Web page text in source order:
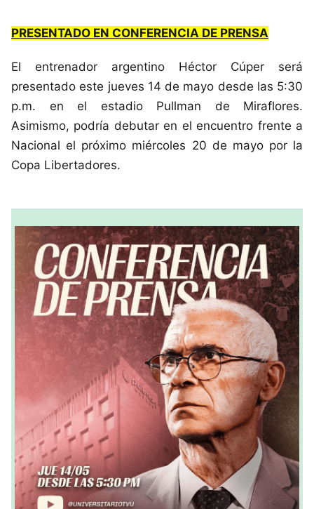
PRESENTADO EN CONFERENCIA DE PRENSA
El entrenador argentino Héctor Cúper será
presentado este jueves 14 de mayo desde las 5:30
p.m. en el estadio Pullman de Miraflores.
Asimismo, podría debutar en el encuentro frente a
Nacional el próximo miércoles 20 de mayo por la
Copa Libertadores.